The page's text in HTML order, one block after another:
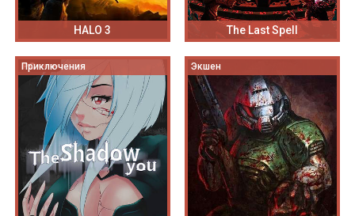
HALO 3 The Last Spell
Приключения Экшен